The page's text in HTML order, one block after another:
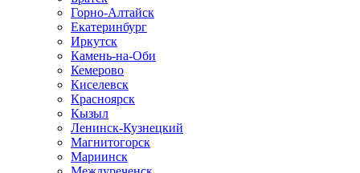
Горно-Алтайск
Екатеринбург
Иркутск
Камень-на-Оби
Кемерово
Киселевск
Красноярск
Кызыл
Ленинск-Кузнецкий
Магнитогорск
Мариинск